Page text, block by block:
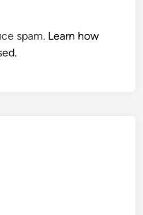
spam. Learn how